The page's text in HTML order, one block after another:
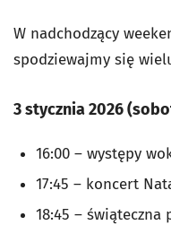
W nadchodzący
spodziewajmy się
3 stycznia 2026
16:00 – występy
17:45 – koncert
18:45 – świąteczna